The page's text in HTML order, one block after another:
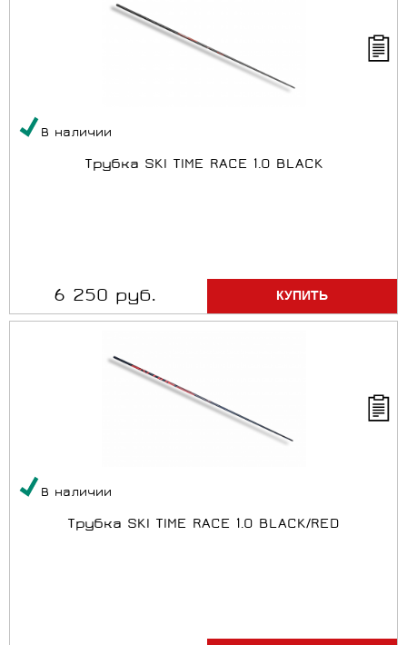
В наличии
Трубка SKI TIME RACE 1.0 BLACK
6 250 руб.
В наличии
Трубка SKI TIME RACE 1.0 BLACK/RED